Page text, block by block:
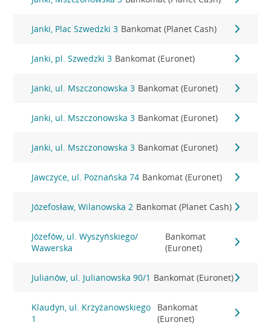
Janki, Plac Szwedzki 3 Bankomat (Planet Cash)
Janki, pl. Szwedzki 3 Bankomat (Euronet)
Janki, ul. Mszczonowska 3 Bankomat (Euronet)
Janki, ul. Mszczonowska 3 Bankomat (Euronet)
Janki, ul. Mszczonowska 3 Bankomat (Euronet)
Jawczyce, ul. Poznańska 74 Bankomat (Euronet)
Józefosław, Wilanowska 2 Bankomat (Planet Cash)
Józefów, ul. Wyszyńskiego/
Wawerska
Bankomat
(Euronet)
Julianów, ul. Julianowska 90/1 Bankomat (Euronet)
Klaudyn, ul. Krzyżanowskiego
1
Bankomat
(Euronet)